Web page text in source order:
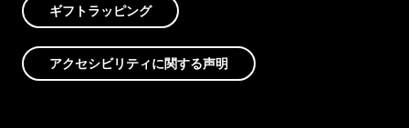
ギフトラッピング
アクセシビリティに関する声明